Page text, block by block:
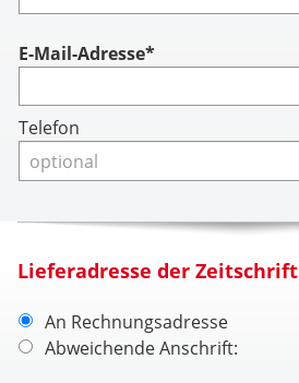
Account
E-Mail-Adresse*
Telefon
Lieferadresse der Zeitschrift
An Rechnungsadresse
Abweichende Anschrift: